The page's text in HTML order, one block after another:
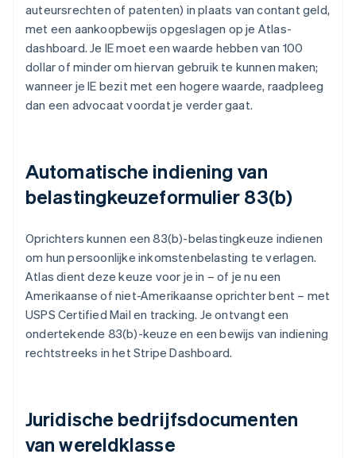
auteursrechten of patenten) in plaats van contant geld,
met een aankoopbewijs opgeslagen op je Atlas-
dashboard. Je IE moet een waarde hebben van 100
dollar of minder om hiervan gebruik te kunnen maken;
wanneer je IE bezit met een hogere waarde, raadpleeg
dan een advocaat voordat je verder gaat.
Automatische indiening van
belastingkeuzeformulier 83(b)
Oprichters kunnen een 83(b)-belastingkeuze indienen
om hun persoonlijke inkomstenbelasting te verlagen.
Atlas dient deze keuze voor je in – of je nu een
Amerikaanse of niet-Amerikaanse oprichter bent – met
USPS Certified Mail en tracking. Je ontvangt een
ondertekende 83(b)-keuze en een bewijs van indiening
rechtstreeks in het Stripe Dashboard.
Juridische bedrijfsdocumenten
van wereldklasse